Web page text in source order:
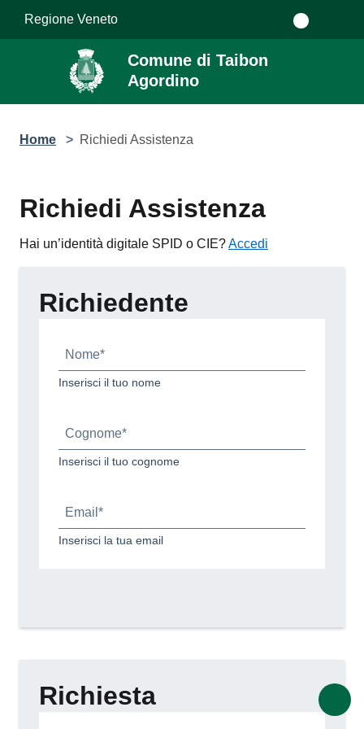
Regione Veneto
Comune di Taibon
Agordino
Home > Richiedi Assistenza
Richiedi Assistenza
Hai un’identità digitale SPID o CIE?Accedi
Richiedente
Nome*
Inserisci il tuo nome
Cognome*
Inserisci il tuo cognome
Email*
Inserisci la tua email
Richiesta